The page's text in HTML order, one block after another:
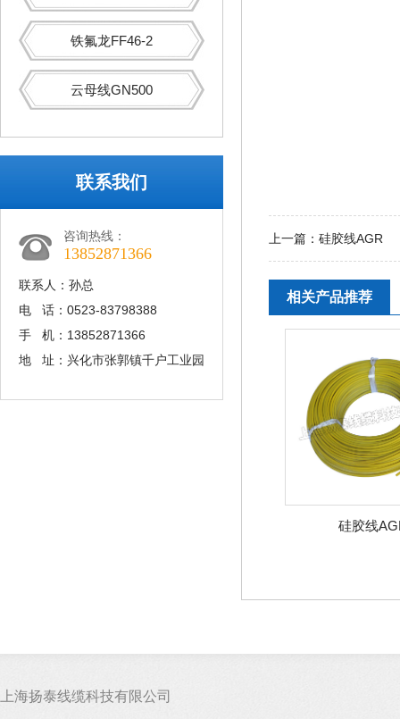
铁氟龙FF46-2
云母线GN500
联系我们
咨询热线：
13852871366
联系人：孙总
电 话：0523-83798388
手 机：13852871366
地 址：兴化市张郭镇千户工业园
上一篇： 硅胶线AGR
相关产品推荐
硅胶线AGR
上海扬泰线缆科技有限公司